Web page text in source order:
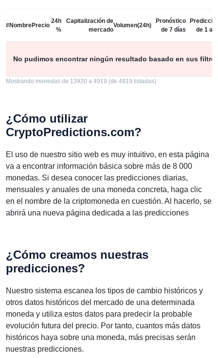
#NombrePrecio
24h
%
Capitalización de
mercado
Volumen(24h)
Pronóstico
de 7 días
de 1
No pudimos encontrar ningún resultado basado en sus
Mostrando monedas de 13920 a 4919 (de 4919 listadas)
¿Cómo utilizar
CryptoPredictions.com?
El uso de nuestro sitio web es muy intuitivo, en esta página
va a encontrar información básica sobre más de 8 000
monedas. Si desea conocer las predicciones diarias,
mensuales y anuales de una moneda concreta, haga clic
en el nombre de la criptomoneda en cuestión. Al hacerlo, se
abrirá una nueva página dedicada a las predicciones
¿Cómo creamos nuestras
predicciones?
Nuestro sistema escanea los tipos de cambio históricos y
otros datos históricos del mercado de una determinada
moneda y utiliza estos datos para predecir la probable
evolución futura del precio. Por tanto, cuantos más datos
históricos haya sobre una moneda, más precisas serán
nuestras predicciones.